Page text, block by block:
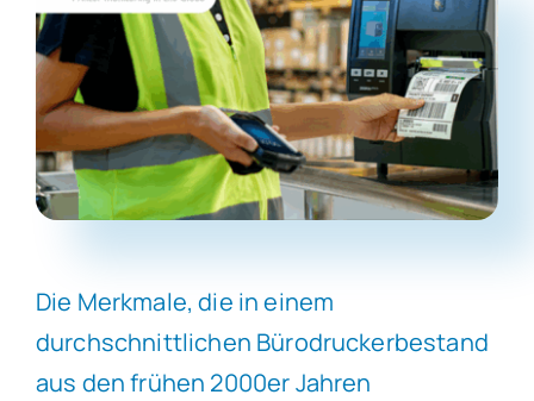
Die Merkmale, die in einem
durchschnittlichen Bürodruckerbestand
aus den frühen 2000er Jahren